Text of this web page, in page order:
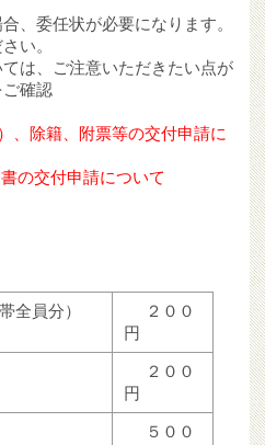
、委任状が必要になります。
い。
は、ご注意いただきたい点が
確認
、除籍、附票等の交付申請に
の交付申請について
】
全員分）
２００
円
２００
円
５００